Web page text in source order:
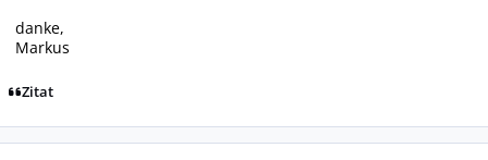
danke,
Markus
Zitat